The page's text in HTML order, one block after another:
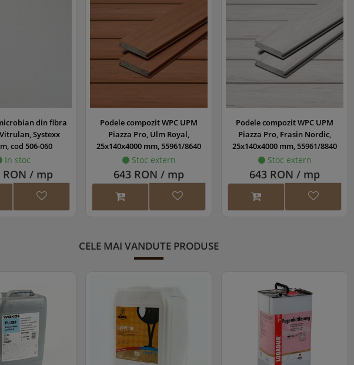
grosimea de 3 mm/ 8 mm/ 20 mm
6-7 buc/mp
COP-404020
Surub pentru 5x30 mm, pentru coltar perforat
SCR-COP-530 10 buc/mp
Diblu percutie 6x80 mm pentru prindere in
NA
din fibra
Systexx
cod 506-060
In stoc
RON / mp
Podele compozit WPC UPM
Piazza Pro, Ulm Royal,
25x140x4000 mm, 55961/8640
Stoc extern
643 RON / mp
Podele compozit WPC UPM
Piazza Pro, Frasin Nordic,
25x140x4000 mm, 55961/8840
Stoc extern
643 RON / mp
CELE MAI VANDUTE PRODUSE